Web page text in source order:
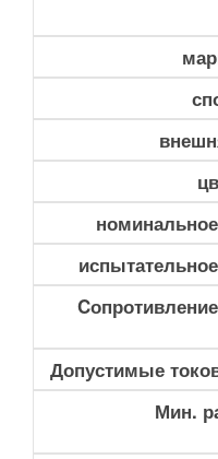
Допустимые
Мин.